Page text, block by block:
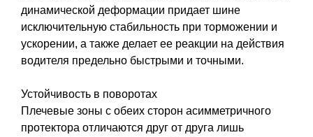
динамической деформации придает шине
исключительную стабильность при торможении и
ускорении, а также делает ее реакции на действия
водителя предельно быстрыми и точными.
Устойчивость в поворотах
Плечевые зоны с обеих сторон асимметричного
протектора отличаются друг от друга лишь